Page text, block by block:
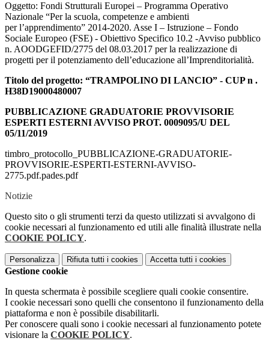
Oggetto: Fondi Strutturali Europei – Programma Operativo
Nazionale “Per la scuola, competenze e ambienti
per l’apprendimento” 2014-2020. Asse I – Istruzione – Fondo
Sociale Europeo (FSE) - Obiettivo Specifico 10.2 -Avviso pubblico
n. AOODGEFID/2775 del 08.03.2017 per la realizzazione di
progetti per il potenziamento dell’educazione all’Imprenditorialità.
Titolo del progetto: “TRAMPOLINO DI LANCIO” - CUP n .
H38D19000480007
PUBBLICAZIONE GRADUATORIE PROVVISORIE
ESPERTI ESTERNI AVVISO PROT. 0009095/U DEL
05/11/2019
timbro_protocollo_PUBBLICAZIONE-GRADUATORIE-
PROVVISORIE-ESPERTI-ESTERNI-AVVISO-
2775.pdf.pades.pdf
Notizie
Questo sito o gli strumenti terzi da questo utilizzati si avvalgono di
cookie necessari al funzionamento ed utili alle finalità illustrate nella
COOKIE POLICY.
Personalizza Rifiuta tutti i cookies Accetta tutti i cookies
Gestione cookie
In questa schermata è possibile scegliere quali cookie consentire.
I cookie necessari sono quelli che consentono il funzionamento della
piattaforma e non è possibile disabilitarli.
Per conoscere quali sono i cookie necessari al funzionamento potete
visionare la COOKIE POLICY.